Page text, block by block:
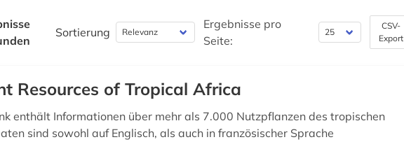
Sortierung
Ergebnisse pro
Seite:
CSV-
Export
Resources of Tropical Africa
enthält Informationen über mehr als 7.000 Nutzpflanzen des tropischen
sind sowohl auf Englisch, als auch in französischer Sprache